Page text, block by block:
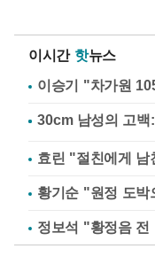
이시간 핫뉴스
이승기 "차가원
효린 "절친에게 남
황기순 "원정 도박
정보석 "황정음